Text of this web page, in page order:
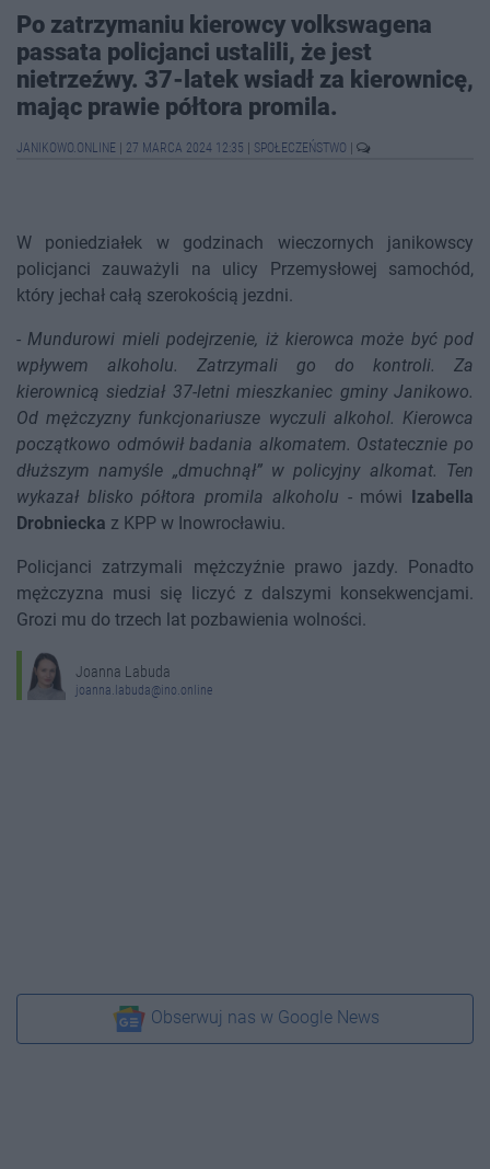
Po zatrzymaniu kierowcy volkswagena
passata policjanci ustalili, że jest
nietrzeźwy. 37-latek wsiadł za kierownicę,
mając prawie półtora promila.
JANIKOWO.ONLINE 27 MARCA 2024 12:35 SPOŁECZEŃSTWO
W poniedziałek w godzinach wieczornych janikowscy
policjanci zauważyli na ulicy Przemysłowej samochód,
który jechał całą szerokością jezdni.
-Mundurowi mieli podejrzenie, iż kierowca może być pod
wpływem alkoholu. Zatrzymali go do kontroli. Za
kierownicą siedział 37-letni mieszkaniec gminy Janikowo.
Od mężczyzny funkcjonariusze wyczuli alkohol. Kierowca
początkowo odmówił badania alkomatem. Ostatecznie po
dłuższym namyśle „dmuchnął” w policyjny alkomat. Ten
wykazał blisko półtora promila alkoholu - mówi
Izabella
Drobniecka z KPP w Inowrocławiu.
Policjanci zatrzymali mężczyźnie prawo jazdy. Ponadto
mężczyzna musi się liczyć z dalszymi konsekwencjami.
Grozi mu do trzech lat pozbawienia wolności.
Joanna Labuda
joanna.labuda@ino.online
Obserwuj nas w Google News